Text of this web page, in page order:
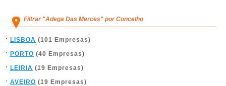
Filtrar "Adega Das Merces" por Concelho
LISBOA (101 Empresas)
PORTO (40 Empresas)
LEIRIA (19 Empresas)
AVEIRO (19 Empresas)